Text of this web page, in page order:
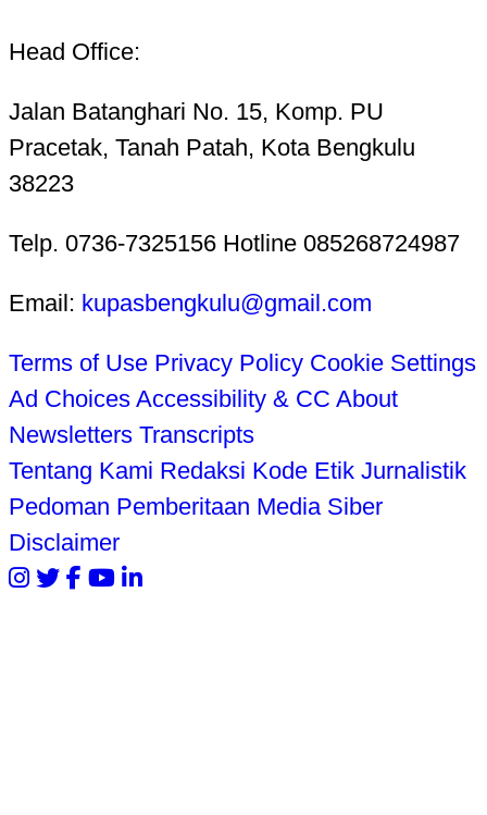
Head Office:
Jalan Batanghari No. 15, Komp. PU
Pracetak, Tanah Patah, Kota Bengkulu
38223
Telp. 0736-7325156 Hotline 085268724987
Email: kupasbengkulu@gmail.com
Terms of Use Privacy Policy Cookie Settings
Ad Choices Accessibility & CC About
Newsletters Transcripts
Tentang Kami Redaksi Kode Etik Jurnalistik
Pedoman Pemberitaan Media Siber
Disclaimer